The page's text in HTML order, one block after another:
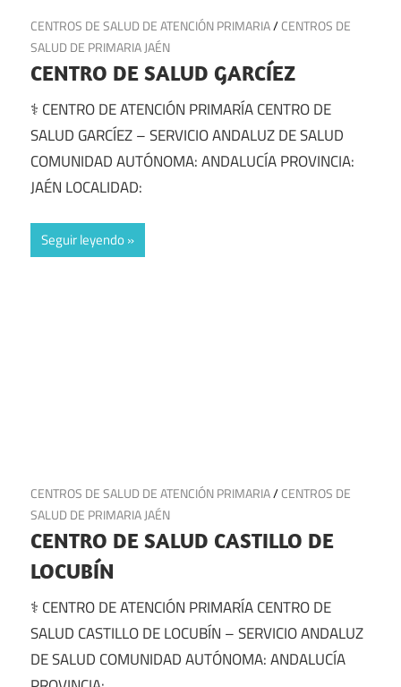
3 de junio de 2025
CENTROS DE SALUD DE ATENCIÓN PRIMARIA/CENTROS DE
SALUD DE PRIMARIA JAÉN
CENTRO DE SALUD GARCÍEZ
⚕️ CENTRO DE ATENCIÓN PRIMARÍA CENTRO DE
SALUD GARCÍEZ – SERVICIO ANDALUZ DE SALUD
COMUNIDAD AUTÓNOMA: ANDALUCÍA PROVINCIA:
JAÉN LOCALIDAD:
Seguir leyendo
31 de mayo de 2025
CENTROS DE SALUD DE ATENCIÓN PRIMARIA/CENTROS DE
SALUD DE PRIMARIA JAÉN
CENTRO DE SALUD CASTILLO DE
LOCUBÍN
⚕️ CENTRO DE ATENCIÓN PRIMARÍA CENTRO DE
SALUD CASTILLO DE LOCUBÍN – SERVICIO ANDALUZ
DE SALUD COMUNIDAD AUTÓNOMA: ANDALUCÍA